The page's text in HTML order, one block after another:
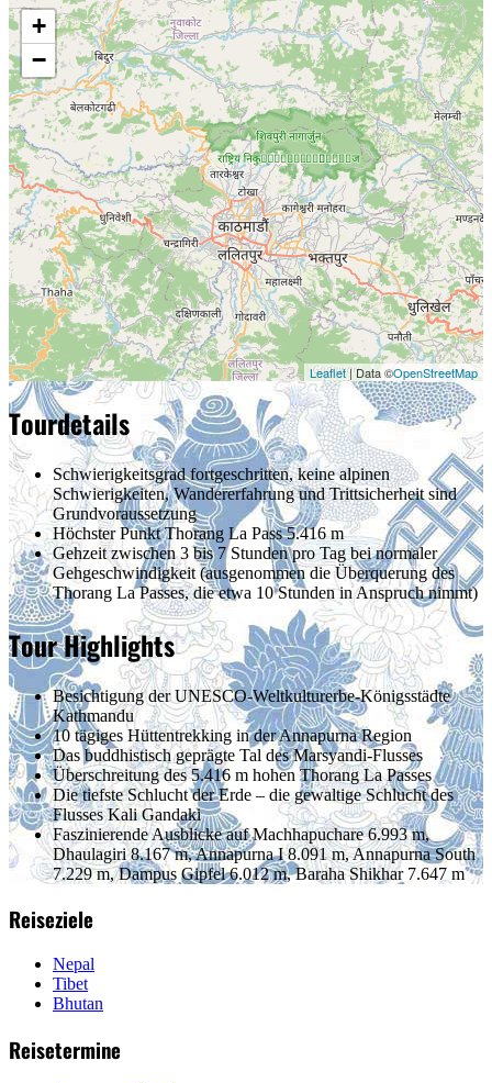
+
−
Leaflet| Data ©OpenStreetMap
Tourdetails
Schwierigkeitsgradfortgeschritten, keine alpinen
Schwierigkeiten, Wandererfahrung und Trittsicherheit sind
Grundvoraussetzung
Höchster PunktThorang La Pass 5.416 m
Gehzeitzwischen 3 bis 7 Stunden pro Tag bei normaler
Gehgeschwindigkeit (ausgenommen die Überquerung des
Thorang La Passes, die etwa 10 Stunden in Anspruch nimmt)
Tour Highlights
Besichtigung der UNESCO-Weltkulturerbe-Königsstädte
Kathmandu
10 tägiges Hüttentrekking in der Annapurna Region
Das buddhistisch geprägte Tal des Marsyandi-Flusses
Überschreitung des 5.416 m hohen Thorang La Passes
Die tiefste Schlucht der Erde – die gewaltige Schlucht des
Flusses Kali Gandaki
Faszinierende Ausblicke auf Machhapuchare 6.993 m,
Dhaulagiri 8.167 m, Annapurna I 8.091 m, Annapurna South
7.229 m, Dampus Gipfel 6.012 m, Baraha Shikhar 7.647 m
Reiseziele
Nepal
Tibet
Bhutan
Reisetermine